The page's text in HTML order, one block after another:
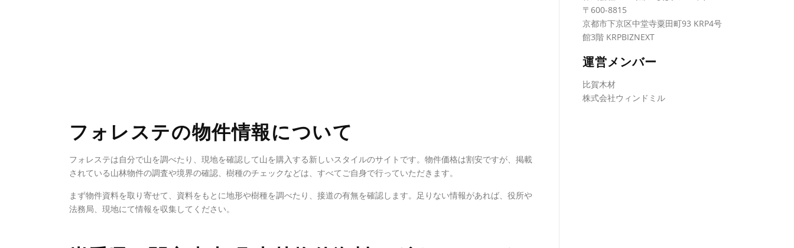
フォレステの物件情報について
フォレステは自分で山を調べたり、現地を確認して山を購入する新しいスタイルのサイトです。物件価格は割安ですが、掲載
されている山林物件の調査や境界の確認、樹種のチェックなどは、すべてご自身で行っていただきます。
まず物件資料を取り寄せて、資料をもとに地形や樹種を調べたり、接道の有無を確認します。足りない情報があれば、役所や
法務局、現地にて情報を収集してください。
〒600-8815
京都市下京区中堂寺粟田町93 KRP4号
館3階 KRPBIZNEXT
運営メンバー
比賀木材
株式会社ウィンドミル